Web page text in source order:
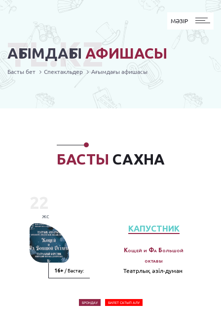
MӘЗІР
МӘЗІР
АҒЫМДАҒЫ АФИШАСЫ
TL.KZ
Басты бет Спектакльдер Ағымдағы афишасы
БАСТЫ САХНА
жс
16+ / Бастау:
КАПУСТНИК
Кощей и Фа Большой
октавы
Театрлық әзiл-думан
БРОНДАУ БИЛЕТ САТЫП АЛУ